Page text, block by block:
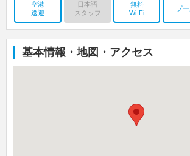
空港
送迎
日本語
スタッフ
無料
Wi-Fi
プ
基本情報・地図・アクセス